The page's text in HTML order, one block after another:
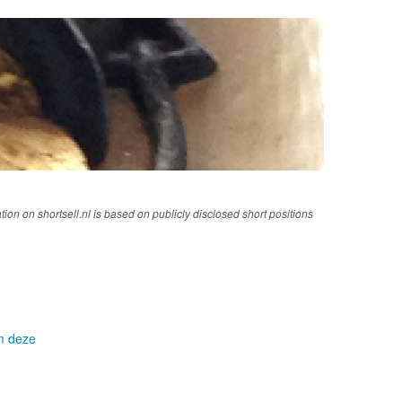
on shortsell.nl is based on publicly disclosed short positions
deze